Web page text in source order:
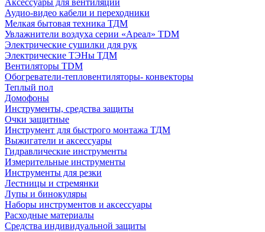
Аксессуары для вентиляции
Аудио-видео кабели и переходники
Мелкая бытовая техника ТДМ
Увлажнители воздуха серии «Ареал» TDM
Электрические сушилки для рук
Электрические ТЭНы ТДМ
Вентиляторы TDM
Обогреватели-тепловентиляторы- конвекторы
Теплый пол
Домофоны
Инструменты, средства защиты
Очки защитные
Инструмент для быстрого монтажа ТДМ
Выжигатели и аксессуары
Гидравлические инструменты
Измерительные инструменты
Инструменты для резки
Лестницы и стремянки
Лупы и бинокуляры
Наборы инструментов и аксессуары
Расходные материалы
Средства индивидуальной защиты